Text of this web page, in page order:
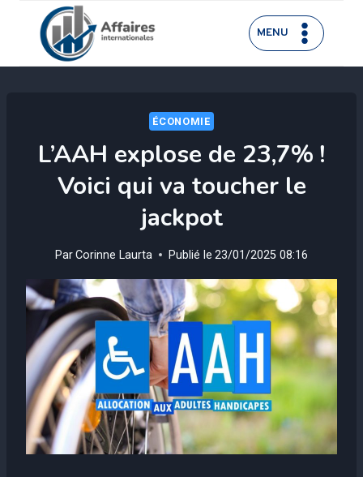
contenu
MENU
ÉCONOMIE
L’AAH explose de 23,7% !
Voici qui va toucher le
jackpot
ParCorinne Laurta Publié le 23/01/2025 08:16